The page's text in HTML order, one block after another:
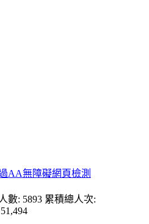
數: 5893 累積總人次: